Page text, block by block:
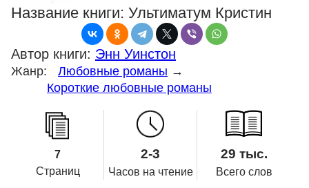
Название книги: Ультиматум Кристин
Автор книги: Энн Уинстон
Жанр: Любовные романы →
Короткие любовные романы
7
Страниц
2-3
Часов на чтение
29 тыс.
Всего слов